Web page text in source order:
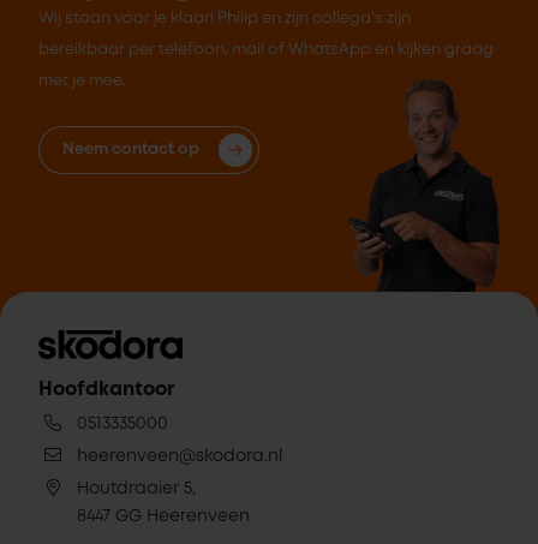
Wij staan voor je klaar! Philip en zijn collega's zijn
bereikbaar per telefoon, mail of WhatsApp en kijken graag
met je mee.
Neem contact op
Hoofdkantoor
0513335000
heerenveen@skodora.nl
Houtdraaier 5,
8447 GG Heerenveen